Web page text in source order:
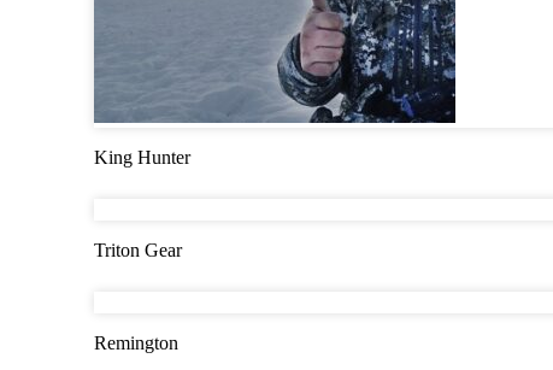
King Hunter
Triton Gear
Remington